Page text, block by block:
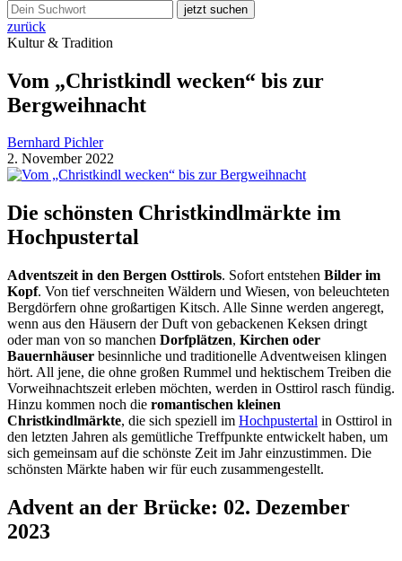
jetzt suchen
zurück
Kultur & Tradition
Vom „Christkindl wecken“ bis zur
Bergweihnacht
Bernhard Pichler
2. November 2022
Die schönsten Christkindlmärkte im
Hochpustertal
Adventszeit in den Bergen Osttirols. Sofort entstehen Bilder im
Kopf. Von tief verschneiten Wäldern und Wiesen, von beleuchteten
Bergdörfern ohne großartigen Kitsch. Alle Sinne werden angeregt,
wenn aus den Häusern der Duft von gebackenen Keksen dringt
oder man von so manchen Dorfplätzen, Kirchen oder
Bauernhäuser besinnliche und traditionelle Adventweisen klingen
hört. All jene, die ohne großen Rummel und hektischem Treiben die
Vorweihnachtszeit erleben möchten, werden in Osttirol rasch fündig.
Hinzu kommen noch die romantischen kleinen
Christkindlmärkte, die sich speziell im Hochpustertal in Osttirol in
den letzten Jahren als gemütliche Treffpunkte entwickelt haben, um
sich gemeinsam auf die schönste Zeit im Jahr einzustimmen. Die
schönsten Märkte haben wir für euch zusammengestellt.
Advent an der Brücke: 02. Dezember
2023